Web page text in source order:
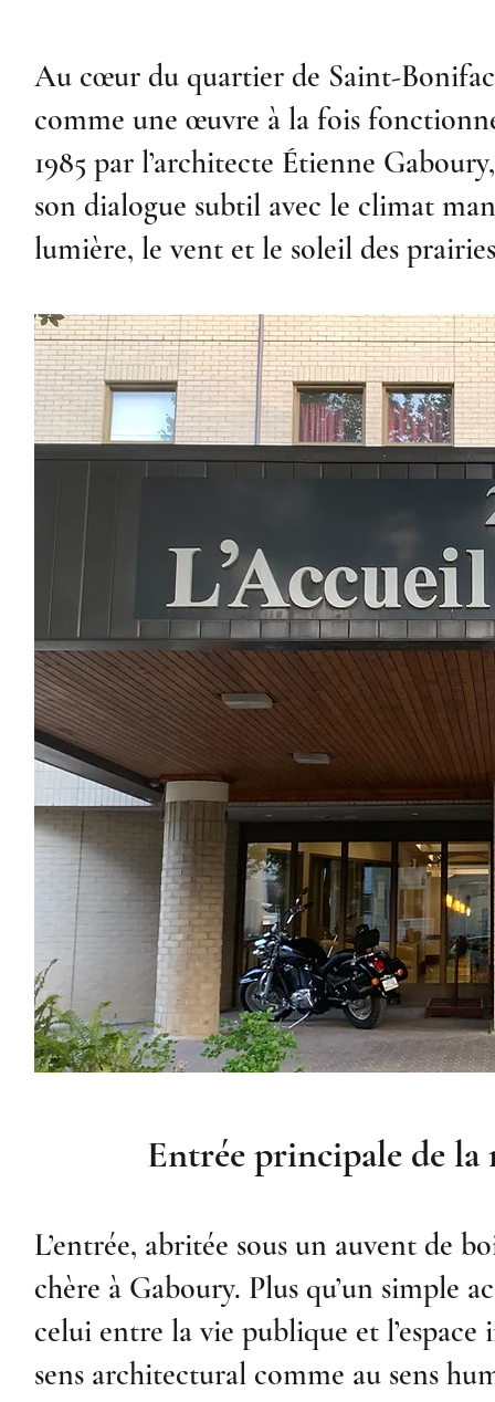
Au cœur du quartier de Saint-
comme une œuvre à la fois
1985 par l’architecte Étienne
son dialogue subtil avec le climat
lumière, le vent et le soleil des
Entrée principale de la
L’entrée, abritée sous un auvent de
chère à Gaboury. Plus qu’un simple
celui entre la vie publique et
sens architectural comme au sens